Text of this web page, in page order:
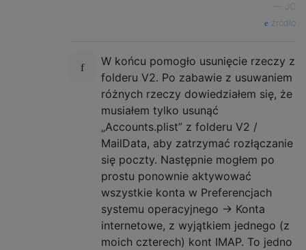
JC
źródło
W końcu pomogło usunięcie rzeczy z
folderu V2. Po zabawie z usuwaniem
różnych rzeczy dowiedziałem się, że
musiałem tylko usunąć
„Accounts.plist” z folderu V2 /
MailData, aby zatrzymać rozłączanie
się poczty. Następnie mogłem po
prostu ponownie aktywować
wszystkie konta w Preferencjach
systemu operacyjnego -> Konta
internetowe, z wyjątkiem jednego (z
moich czterech) kont IMAP. To jedno